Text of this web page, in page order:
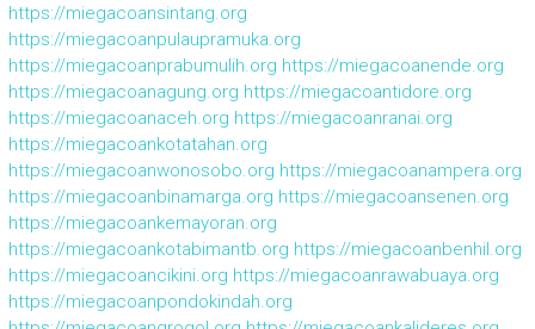
https://miegacoansintang.org
https://miegacoanpulaupramuka.org
https://miegacoanprabumulih.org https://miegacoanende.org
https://miegacoanagung.org https://miegacoantidore.org
https://miegacoanaceh.org https://miegacoanranai.org
https://miegacoankotatahan.org
https://miegacoanwonosobo.org https://miegacoanampera.org
https://miegacoanbinamarga.org https://miegacoansenen.org
https://miegacoankemayoran.org
https://miegacoankotabimantb.org https://miegacoanbenhil.org
https://miegacoancikini.org https://miegacoanrawabuaya.org
https://miegacoanpondokindah.org